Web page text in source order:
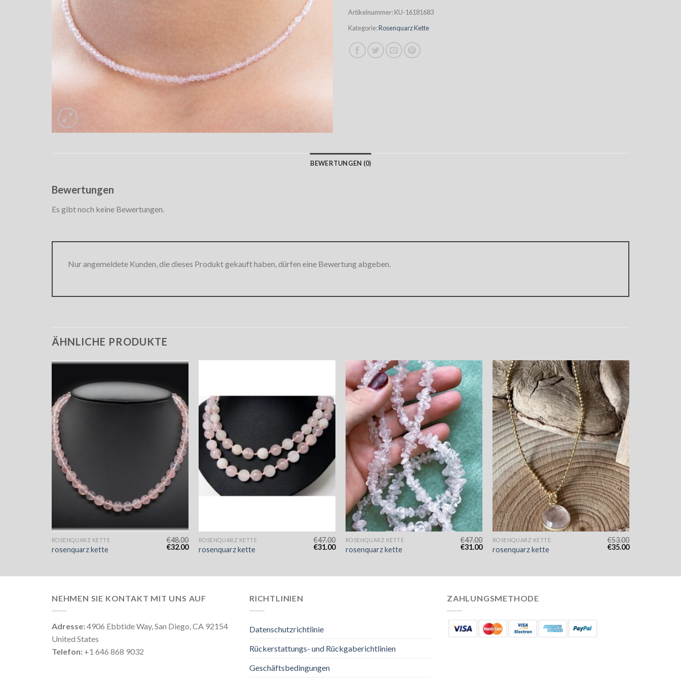
Artikelnummer:KU-16181683
Kategorie:Rosenquarz Kette
BEWERTUNGEN (0)
Bewertungen
Es gibt noch keine Bewertungen.
Nur angemeldete Kunden, die dieses Produkt gekauft haben, dürfen eine Bewertung abgeben.
ÄHNLICHE PRODUKTE
ROSENQUARZ KETTE
rosenquarz kette
€48.00
€32.00
ROSENQUARZ KETTE
rosenquarz kette
€47.00
€31.00
ROSENQUARZ KETTE
rosenquarz kette
€47.00
€31.00
ROSENQUARZ KETTE
rosenquarz kette
€53.00
€35.00
NEHMEN SIE KONTAKT MIT UNS AUF
Adresse:4906 Ebbtide Way, San Diego, CA 92154
United States
Telefon: +1 646 868 9032
RICHTLINIEN
Datenschutzrichtlinie
Rückerstattungs- und Rückgaberichtlinien
Geschäftsbedingungen
ZAHLUNGSMETHODE